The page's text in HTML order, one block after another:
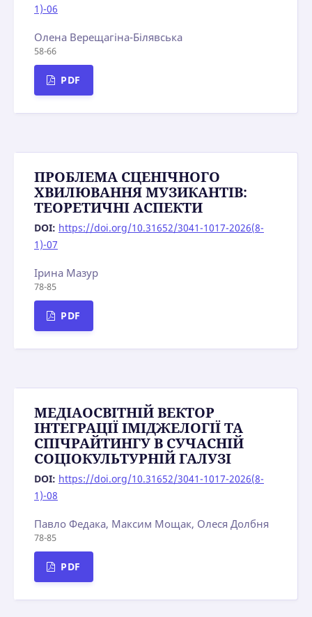
1)-06
Олена Верещагіна-Білявська
58-66
PDF
ПРОБЛЕМА СЦЕНІЧНОГО
ХВИЛЮВАННЯ МУЗИКАНТІВ:
ТЕОРЕТИЧНІ АСПЕКТИ
DOI: https://doi.org/10.31652/3041-1017-2026(8-
1)-07
Ірина Мазур
78-85
PDF
МЕДІАОСВІТНІЙ ВЕКТОР
ІНТЕГРАЦІЇ ІМІДЖЕЛОГІЇ ТА
СПІЧРАЙТИНГУ В СУЧАСНІЙ
СОЦІОКУЛЬТУРНІЙ ГАЛУЗІ
DOI: https://doi.org/10.31652/3041-1017-2026(8-
1)-08
Павло Федака, Максим Мощак, Олеся Долбня
78-85
PDF